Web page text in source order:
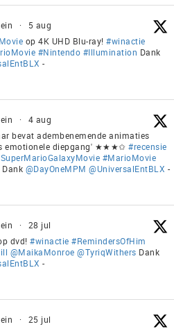
·
5 aug
op 4K UHD Blu-ray! #winactie
#Nintendo #Illumination Dank
-
·
4 aug
bevat adembenemende animaties
emotionele diepgang' ★★★✩ #recensie
#MarioMovie
Dank @DayOneMPM @UniversalEntBLX -
·
28 jul
dvd! #winactie #RemindersOfHim
@MaikaMonroe @TyriqWithers Dank
-
·
25 jul